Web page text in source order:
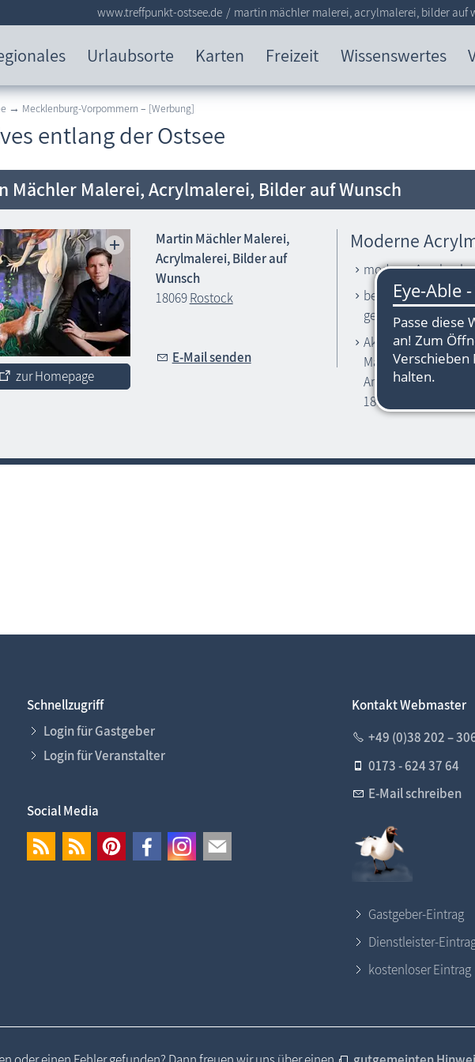
Urlaubsorte Karten Freizeit Wissenswertes
www.treffpunkt-ostsee.de martin mächler malerei, acrylmalerei, bilder
→ Mecklenburg-Vorpommern– [Werbung]
entlang der Ostsee
Mächler Malerei, Acrylmalerei, Bilder auf Wunsch
zur Homepage
Martin Mächler Malerei,
Acrylmalerei, Bilder auf
Wunsch
18069Rostock
E-Mail senden
Moderne
moderne
bei Interesse
gemalt
Aktuelle Ausstellung:
Magda & Vintage
Am Schwibbogen 8
18055 Rostock
Schnellzugriff
Login für Gastgeber
Login für Veranstalter
Social Media
Kontakt Webmaster
+49 (0)38 202 –
0173 - 624 37 64
E-Mail schreiben
Gastgeber-Eintrag
Dienstleister-
kostenloser Eintrag